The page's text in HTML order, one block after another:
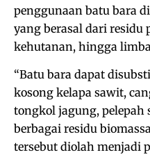
penggunaan batu bara
yang berasal dari residu
kehutanan, hingga
“Batu bara dapat
kosong kelapa sawit,
tongkol jagung,
berbagai residu
tersebut diolah menjadi